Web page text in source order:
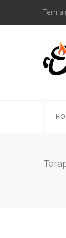
Tem